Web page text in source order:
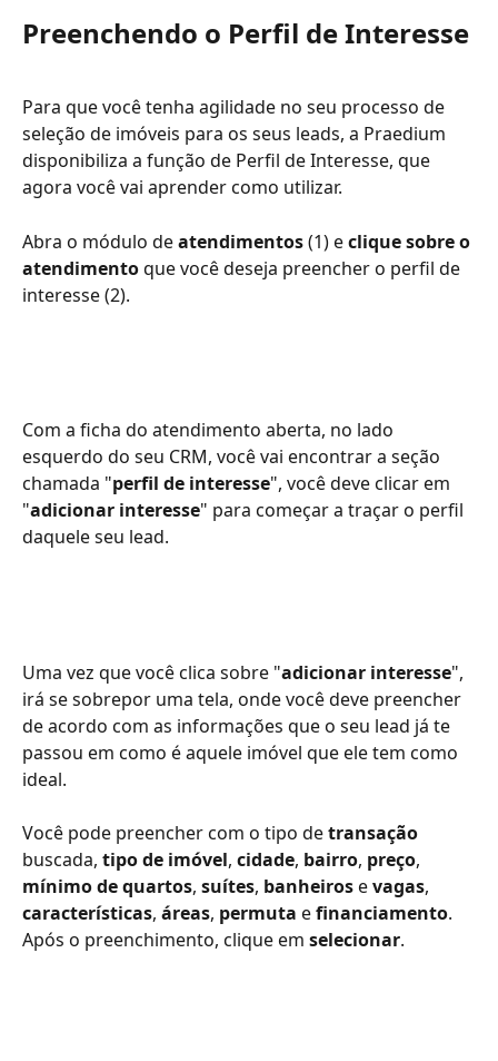
Preenchendo o Perfil de Interesse
Para que você tenha agilidade no seu processo de
seleção de imóveis para os seus leads, a Praedium
disponibiliza a função de Perfil de Interesse, que
agora você vai aprender como utilizar.
Abra o módulo de atendimentos (1) e clique sobre o
atendimento que você deseja preencher o perfil de
interesse (2).
Com a ficha do atendimento aberta, no lado
esquerdo do seu CRM, você vai encontrar a seção
chamada "perfil de interesse", você deve clicar em
"adicionar interesse" para começar a traçar o perfil
daquele seu lead.
Uma vez que você clica sobre "adicionar interesse",
irá se sobrepor uma tela, onde você deve preencher
de acordo com as informações que o seu lead já te
passou em como é aquele imóvel que ele tem como
ideal.
Você pode preencher com o tipo de transação
buscada, tipo de imóvel, cidade, bairro, preço,
mínimo de quartos, suítes, banheiros e vagas,
características, áreas, permuta e financiamento.
Após o preenchimento, clique em selecionar.